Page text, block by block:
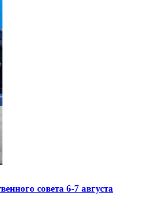
совета 6-7 августа